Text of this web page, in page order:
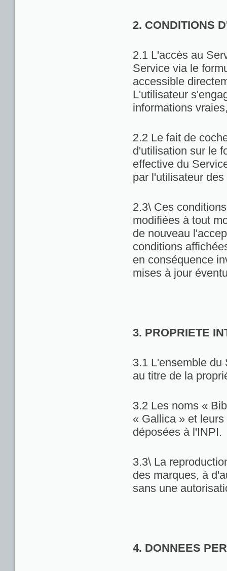
2. CONDITIONS
2.1 L'accès au
Service via le
accessible
L'utilisateur
informations
2.2 Le fait de
d'utilisation sur le
effective du
par l'utilisateur
2.3\ Ces
modifiées à tout
de nouveau
conditions
en conséquence
mises à jour
3. PROPRIETE
3.1 L'ensemble du
au titre de la
3.2 Les noms «
« Gallica » et
déposées à l'INPI.
3.3\ La
des marques, à
sans une
4. DONNEES